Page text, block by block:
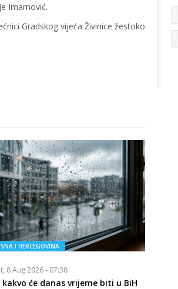
Imamović.
Gradskog vijeća Živinice žestoko
I HERCEGOVINA
8 Aug 2026 - 07:38
kakvo će danas vrijeme biti u BiH